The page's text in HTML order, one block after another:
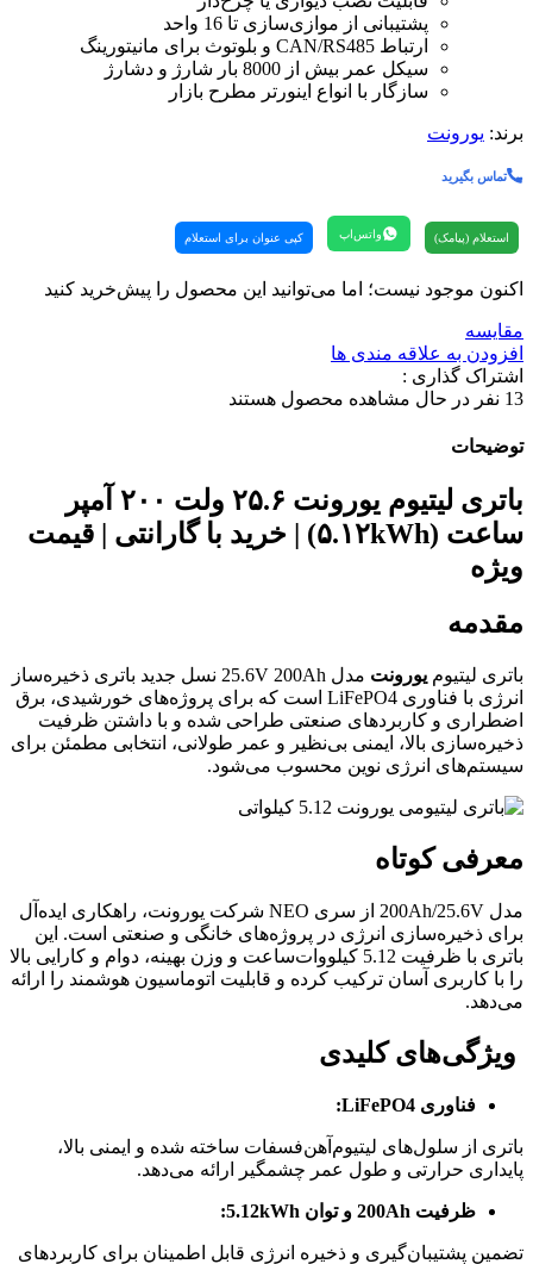
پشتیبانی از موازی‌سازی تا 16 واحد
ارتباط CAN/RS485 و بلوتوث برای مانیتورینگ
سیکل عمر بیش از 8000 بار شارژ و دشارژ
سازگار با انواع اینورتر مطرح بازار
برند: یورونت
تماس بگیرید
استعلام (پیامک) واتس‌اپ کپی عنوان برای استعلام
اکنون موجود نیست؛ اما می‌توانید این محصول را پیش‌خرید کنید
مقایسه
افزودن به علاقه مندی ها
اشتراک گذاری :
13 نفر در حال مشاهده محصول هستند
توضیحات
باتری لیتیوم یورونت ۲۵.۶ ولت ۲۰۰ آمپر
ساعت (۵.۱۲kWh) | خرید با گارانتی | قیمت
ویژه
مقدمه
باتری لیتیوم یورونت
مدل 25.6V 200Ah نسل جدید باتری ذخیره‌ساز
انرژی با فناوری LiFePO4 است که برای پروژه‌های خورشیدی، برق
اضطراری و کاربردهای صنعتی طراحی شده و با داشتن ظرفیت
ذخیره‌سازی بالا، ایمنی بی‌نظیر و عمر طولانی، انتخابی مطمئن برای
سیستم‌های انرژی نوین محسوب می‌شود.
معرفی کوتاه
مدل 200Ah/25.6V از سری NEO شرکت یورونت، راهکاری ایده‌آل
برای ذخیره‌سازی انرژی در پروژه‌های خانگی و صنعتی است. این
باتری با ظرفیت 5.12 کیلووات‌ساعت و وزن بهینه، دوام و کارایی بالا
را با کاربری آسان ترکیب کرده و قابلیت اتوماسیون هوشمند را ارائه
می‌دهد.
ویژگی‌های کلیدی
فناوری LiFePO4:
باتری از سلول‌های لیتیوم‌آهن‌فسفات ساخته شده و ایمنی بالا،
پایداری حرارتی و طول عمر چشمگیر ارائه می‌دهد.
ظرفیت 200Ah و توان 5.12kWh:
تضمین پشتیبان‌گیری و ذخیره انرژی قابل اطمینان برای کاربردهای